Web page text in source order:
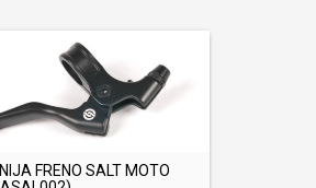
FRENO SALT MOTO